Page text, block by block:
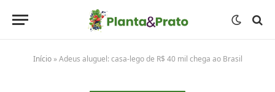
Início»Adeus aluguel: casa-lego de R$ 40 mil chega ao Brasil